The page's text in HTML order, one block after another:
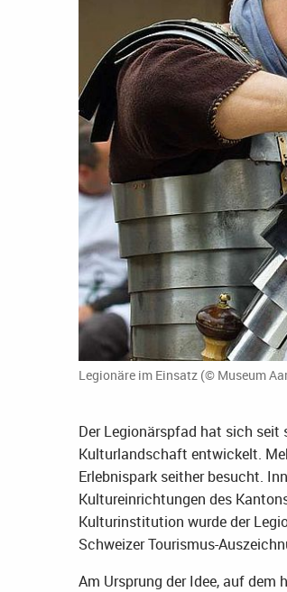
Legionäre im Einsatz (© Museum
Der Legionärspfad hat sich seit
Kulturlandschaft entwickelt.
Erlebnispark seither besucht.
Kultureinrichtungen des
Kulturinstitution wurde der
Schweizer Tourismus-
Am Ursprung der Idee, auf